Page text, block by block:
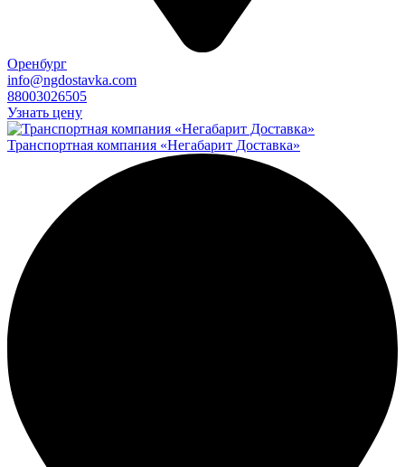
Оренбург
info@ngdostavka.com
88003026505
Узнать цену
Транспортная компания «Негабарит Доставка»